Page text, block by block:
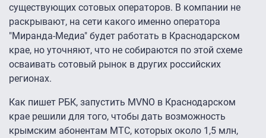
существующих сотовых операторов. В компании не
раскрывают, на сети какого именно оператора
"Миранда-Медиа" будет работать в Краснодарском
крае, но уточняют, что не собираются по этой схеме
осваивать сотовый рынок в других российских
регионах.
Как пишет РБК, запустить MVNO в Краснодарском
крае решили для того, чтобы дать возможность
крымским абонентам МТС, которых около 1,5 млн,